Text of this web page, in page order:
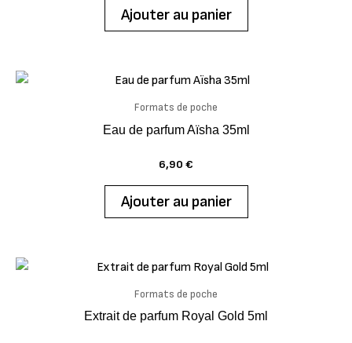
Ajouter au panier
Formats de poche
Eau de parfum Aïsha 35ml
6,90 €
Ajouter au panier
Formats de poche
Extrait de parfum Royal Gold 5ml